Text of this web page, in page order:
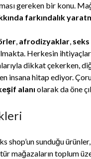
gereken bir konu.
farkındalık
, afrodizyaklar,
Herkesin
dikkat çekerken,
insana hitap ediyor.
alanı olarak da öne
shop’un sunduğu
mağazaların toplum